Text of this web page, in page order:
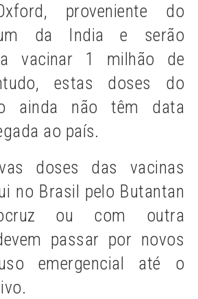
proveniente do
da India e serão
vacinar 1 milhão de
estas doses do
ainda não têm data
ao país.
doses das vacinas
no Brasil pelo Butantan
ou com outra
passar por novos
emergencial até o